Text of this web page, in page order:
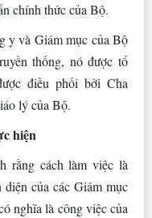
chính thức của Bộ.
y và Giám mục của Bộ
thống, nó được tổ
điều phối bởi Cha
lý của Bộ.
hiện
rằng cách làm việc là
của các Giám mục
nghĩa là công việc của